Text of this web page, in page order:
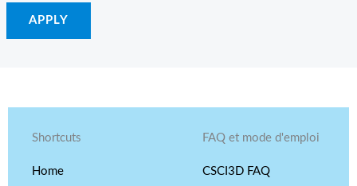
APPLY
Shortcuts
Home
FAQ et mode d'emploi
CSCI3D FAQ